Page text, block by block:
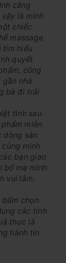
căng
là mình
chiếc
massage
tìm hiểu
quyết
cũng
gần nhà
bà đi trải
tình sau
miễn
dòng sản
mình
bạn giao
bố mẹ mình
vui lắm,
bấm chọn
các tính
thực là
hành tin